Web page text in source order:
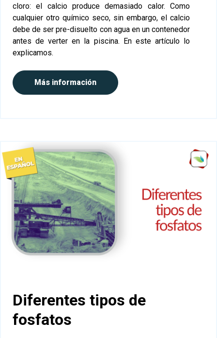
cloro: el calcio produce demasiado calor. Como
cualquier otro químico seco, sin embargo, el calcio
debe de ser pre-disuelto con agua en un contenedor
antes de verter en la piscina. En este artículo lo
explicamos.
Más información
Diferentes tipos de
fosfatos